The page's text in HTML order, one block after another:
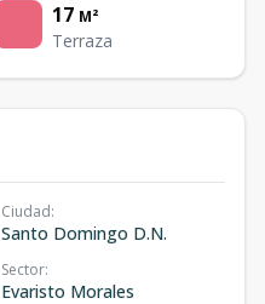
17 M²
Terraza
Ciudad:
Santo Domingo D.N.
Sector:
Evaristo Morales